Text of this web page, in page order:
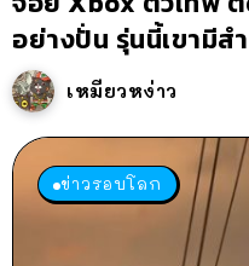
อย่างปั่น รุ่นนี้เขามีส
เหมียวหง่าว
ข่าวรอบโลก